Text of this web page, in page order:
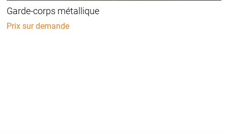
Garde-corps métallique
Prix sur demande